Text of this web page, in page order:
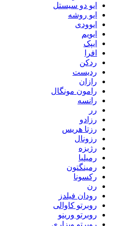
ایو دو سیستل
ایو روشه
ایوودی
ایویم
ایپک
افرا
ردکن
ردیست
رازان
رامون مونگال
رانسه
رر
رزادو
رزتا هریس
رزونال
رژبزه
رمیلیا
رمینگتون
رکسونا
رن
رودان فیلدز
روبرتو کاوالی
روبرتو ورینو
روبرتو ویزاری